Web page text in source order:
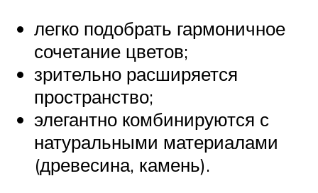
легко подобрать гармоничное
сочетание цветов;
зрительно расширяется
пространство;
элегантно комбинируются с
натуральными материалами
(древесина, камень).